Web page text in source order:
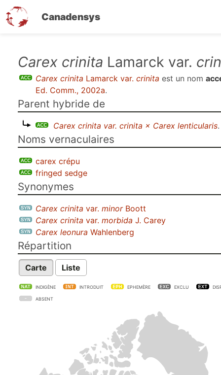
Canadensys
contenu
Carex crinita Lamarck var.
Carex crinita Lamarck var. crinita est un nom
Ed. Comm., 2002a.
Parent hybride de
Carex crinita var. crinita × Carex lenticularis.
Noms vernaculaires
carex crépu
fringed sedge
Synonymes
Carex crinita var. minorBoott
Carex crinita var. morbida J. Carey
Carex leonura Wahlenberg
Répartition
Carte Liste
INDIGÈNE INTRODUIT EPHEMÈRE EXCLU
ABSENT